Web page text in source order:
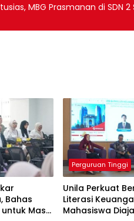
MBG Prasmanan di SDN
Bahas
Masa
Perguruan Tinggi
Unila Perkuat
Literasi
Mahasiswa